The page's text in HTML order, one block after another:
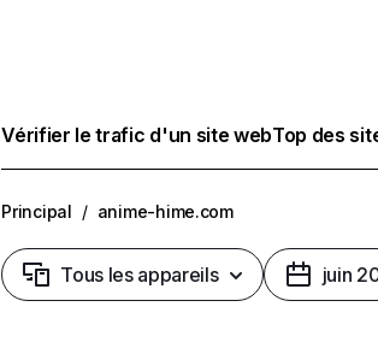
Vérifier le trafic d'un site webTop des
Principal / anime-hime.com
Tous les appareils juin